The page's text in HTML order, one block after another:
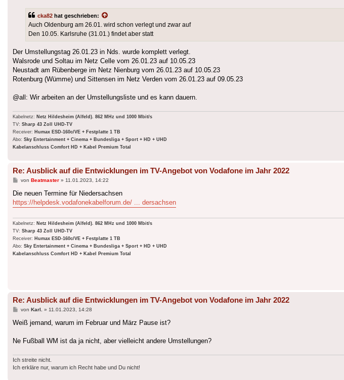
cka82 hat geschrieben:
Auch Oldenburg am 26.01. wird schon verlegt und zwar auf
Den 10.05. Karlsruhe (31.01.) findet aber statt
Der Umstellungstag 26.01.23 in Nds. wurde komplett verlegt.
Walsrode und Soltau im Netz Celle vom 26.01.23 auf 10.05.23
Neustadt am Rübenberge im Netz Nienburg vom 26.01.23 auf 10.05.23
Rotenburg (Wümme) und Sittensen im Netz Verden vom 26.01.23 auf 09.05.23
@all: Wir arbeiten an der Umstellungsliste und es kann dauern.
Kabelnetz: Netz Hildesheim (Alfeld). 862 MHz und 1000 Mbit/s
TV: Sharp 43 Zoll UHD-TV
Receiver: Humax ESD-160c/VE + Festplatte 1 TB
Abo: Sky Entertainment + Cinema + Bundesliga + Sport + HD + UHD
Kabelanschluss Comfort HD + Kabel Premium Total
Re: Ausblick auf die Entwicklungen im TV-Angebot von Vodafone im Jahr 2022
Beitrag
von Beatmaster» 11.01.2023, 14:22
Die neuen Termine für Niedersachsen
https://helpdesk.vodafonekabelforum.de/ ... dersachsen
Kabelnetz: Netz Hildesheim (Alfeld). 862 MHz und 1000 Mbit/s
TV: Sharp 43 Zoll UHD-TV
Receiver: Humax ESD-160c/VE + Festplatte 1 TB
Abo: Sky Entertainment + Cinema + Bundesliga + Sport + HD + UHD
Kabelanschluss Comfort HD + Kabel Premium Total
Re: Ausblick auf die Entwicklungen im TV-Angebot von Vodafone im Jahr 2022
Beitrag
von Karl. » 11.01.2023, 14:28
Weiß jemand, warum im Februar und März Pause ist?
Ne Fußball WM ist da ja nicht, aber vielleicht andere Umstellungen?
Ich streite nicht.
Ich erkläre nur, warum ich Recht habe und Du nicht!